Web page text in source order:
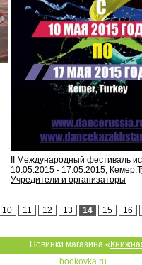
II Международный фестиваль
10.05.2015 - 17.05.2015,
Учредители и организаторы
10 11 12 13 14 15 16
Новинки магазина «
bookovka.ru